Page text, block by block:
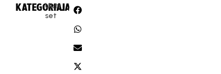
KATEGORIA:
Uuti
set
JAA: